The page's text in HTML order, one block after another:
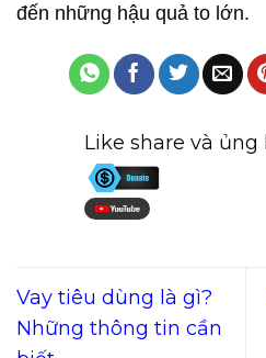
đến những hậu quả to lớn.
Like share và
Vay tiêu dùng là gì?
Những thông tin cần